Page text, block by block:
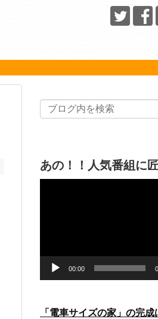
あの！！人気番組に
ー
00:00
「電車サイズの家」の完